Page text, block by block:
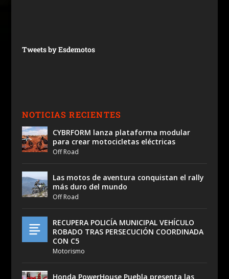
Tweets by Esdemotos
NOTICIAS RECIENTES
CYBRFORM lanza plataforma modular
para crear motocicletas eléctricas
Off Road
Las motos de aventura conquistan el rally
más duro del mundo
Off Road
RECUPERA POLICÍA MUNICIPAL VEHÍCULO
ROBADO TRAS PERSECUCIÓN COORDINADA
CON C5
Motorismo
Honda PowerHouse Puebla presenta las